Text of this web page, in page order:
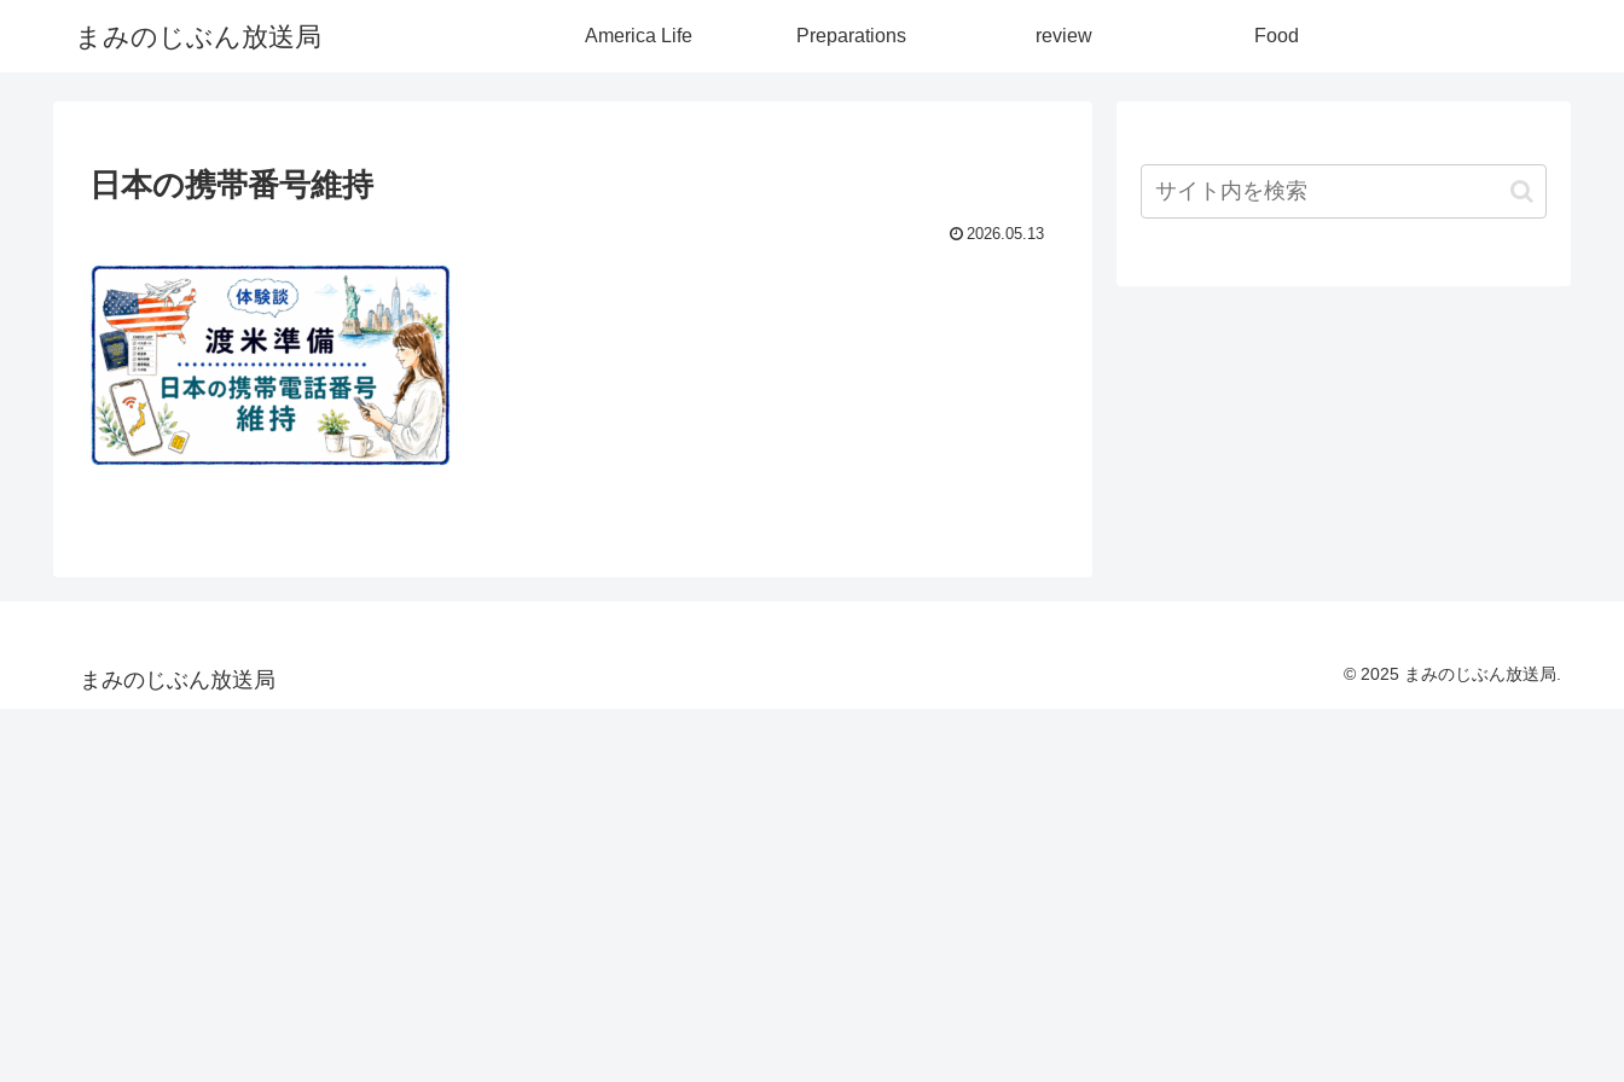
まみのじぶん放送局 America Life Preparations review Food
日本の携帯番号維持
2026.05.13
まみのじぶん放送局 © 2025 まみのじぶん放送局.